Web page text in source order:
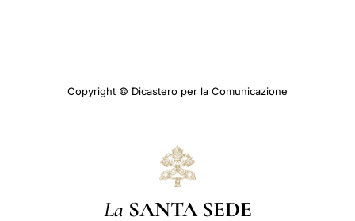
Copyright © Dicastero per la Comunicazione
La SANTA SEDE